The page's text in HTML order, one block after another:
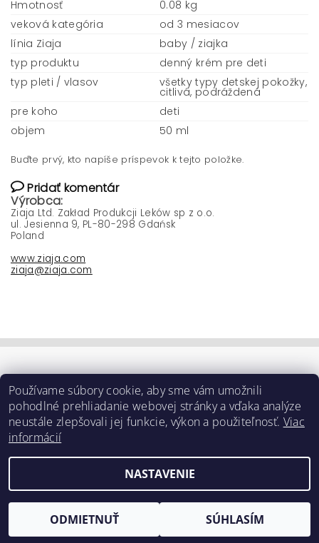
Hmotnosť
0.08 kg
veková kategória
od 3 mesiacov
línia Ziaja
baby / ziajka
typ produktu
denný krém pre deti
typ pleti / vlasov
všetky typy detskej pokožky,
citlivá, podráždená
pre koho
deti
objem
50 ml
Buďte prvý, kto napíše príspevok k tejto položke.
Pridať komentár
Výrobca:
Ziaja Ltd. Zakład Produkcji Leków sp z o.o.
ul. Jesienna 9, PL-80-298 Gdańsk
Poland
www.ziaja.com
ziaja@ziaja.com
2026 ©e-ziaja.sk, všetky práva vyhradenéUpraviť nastavenie cookies
Používame súbory cookie, aby sme vám umožnili
pohodlné prehliadanie webovej stránky a vďaka analýze
neustále zlepšovali jej funkcie, výkon a použiteľnosť. Viac
informácií
NASTAVENIE
ODMIETNUŤ SÚHLASÍM